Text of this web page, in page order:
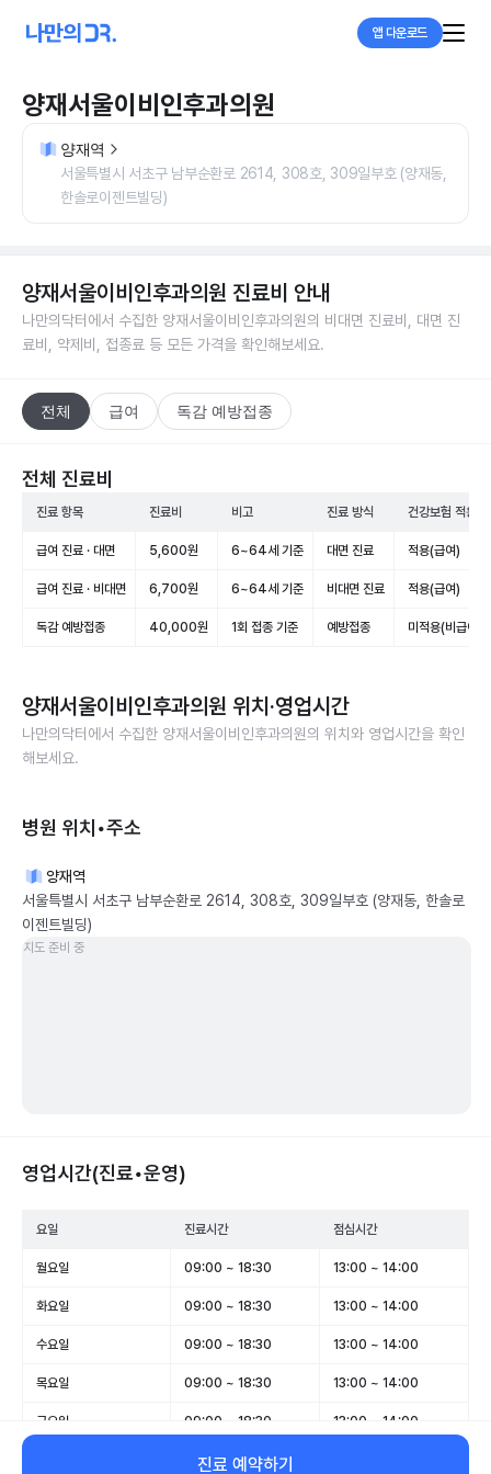
앱 다운로드
양재서울이비인후과의원
양재역
서울특별시 서초구 남부순환로 2614, 308호, 309일부호 (양재동,
한솔로이젠트빌딩)
양재서울이비인후과의원 진료비 안내
나만의닥터에서 수집한 양재서울이비인후과의원의 비대면 진료비, 대면 진
료비, 약제비, 접종료 등 모든 가격을 확인해보세요.
전체 급여 독감 예방접종
전체 진료비
진료 항목 진료비 비고 진료 방식 건강보험 적용
급여 진료 · 대면 5,600원 6~64세 기준 대면 진료 적용(급여)
급여 진료 · 비대면 6,700원 6~64세 기준 비대면 진료 적용(급여)
독감 예방접종 40,000원 1회 접종 기준 예방접종 미적용(비급여)
양재서울이비인후과의원 위치·영업시간
나만의닥터에서 수집한 양재서울이비인후과의원의 위치와 영업시간을 확인
해보세요.
병원 위치•주소
양재역
서울특별시 서초구 남부순환로 2614, 308호, 309일부호 (양재동, 한솔로
이젠트빌딩)
지도 준비 중
영업시간(진료•운영)
요일 진료시간 점심시간
월요일 09:00 ~ 18:30 13:00 ~ 14:00
화요일 09:00 ~ 18:30 13:00 ~ 14:00
수요일 09:00 ~ 18:30 13:00 ~ 14:00
목요일 09:00 ~ 18:30 13:00 ~ 14:00
금요일 09:00 ~ 18:30 13:00 ~ 14:00
09:00 ~ 13:00
진료 예약하기